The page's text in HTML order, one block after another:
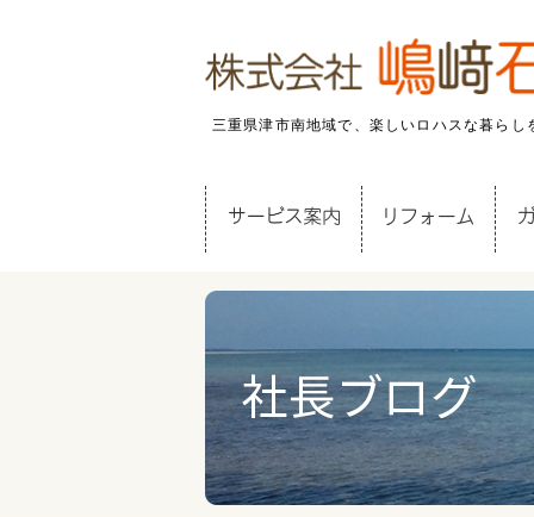
三重県津市南地域で、楽しいロハスな暮らし